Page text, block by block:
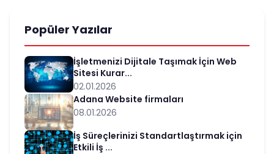
Popüler Yazılar
İşletmenizi Dijitale Taşımak İçin Web
Sitesi Kurar...
02.01.2026
Adana Website firmaları
08.01.2026
İş Süreçlerinizi Standartlaştırmak için
Etkili İş ...